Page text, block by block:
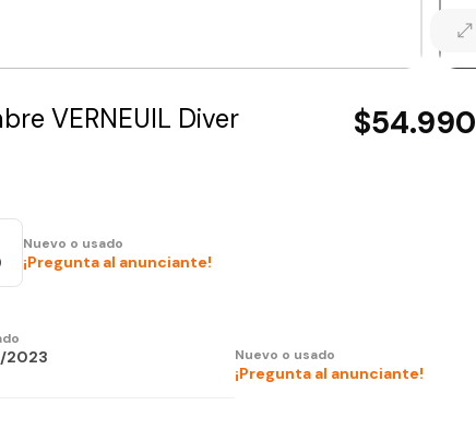
VERNEUIL Diver
$54.990
Nuevo o usado
¡Pregunta al anunciante!
2023 Nuevo o usado
¡Pregunta al anunciante!